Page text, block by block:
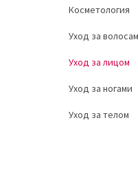
Косметология
Уход за
Уход за лицом
Уход за ногами
Уход за телом